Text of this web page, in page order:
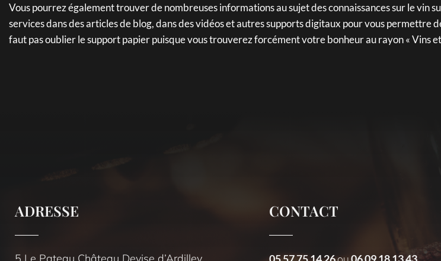
Vous pourrez également trouver de nombreuses informations au sujet des connaissances sur le vin
services dans des articles de blog, dans des vidéos et autres supports digitaux pour vous permettre
faut pas oublier le support papier puisque vous trouverez forcément votre bonheur au rayon « Vins
ADRESSE CONTACT